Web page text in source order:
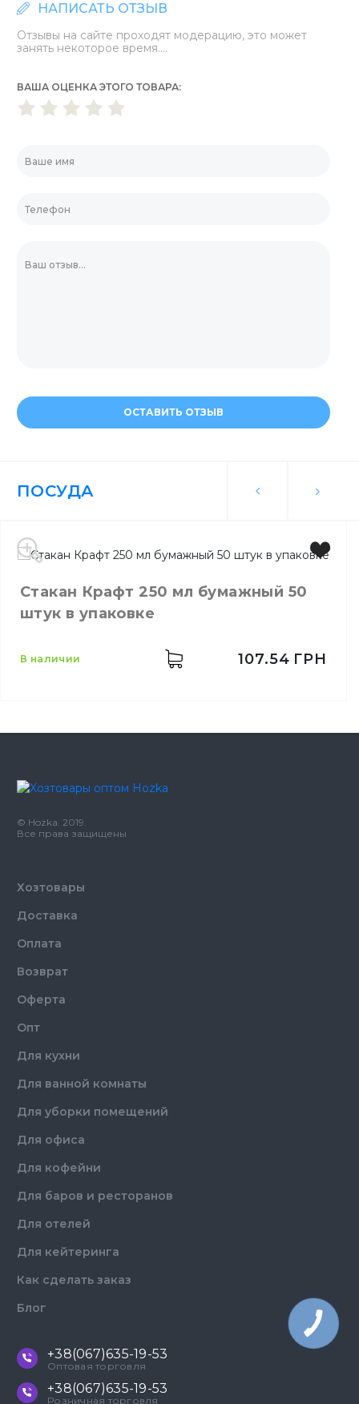
НАПИСАТЬ ОТЗЫВ
Отзывы на сайте проходят модерацию, это может
занять некоторое время....
ВАША ОЦЕНКА ЭТОГО ТОВАРА
ОСТАВИТЬ ОТЗЫВ
ПОСУДА
Стакан Крафт 250 мл бумажный 50
штук в упаковке
Количество в
Количество в
в наличии 107.54 ГРН
© Hozka. 2019.
Все права защищены
Хозтовары
Доставка
Оплата
Возврат
Оферта
Опт
Для кухни
Для ванной комнаты
Для уборки помещений
Для офиса
Для кофейни
Для баров и ресторанов
Для отелей
Для кейтеринга
Как сделать заказ
Блог
+38(067)635-19-53
Оптовая торговля
+38(067)635-19-53
Розничная торговля
КНОПКА
ЗВ'ЯЗКУ